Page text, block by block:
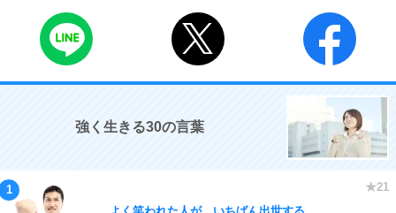
強く生きる30の言葉